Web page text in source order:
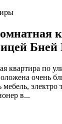
квартира по
очень
электро
в...